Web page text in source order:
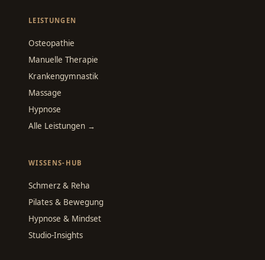
LEISTUNGEN
Osteopathie
Manuelle Therapie
Krankengymnastik
Massage
Hypnose
Alle Leistungen →
WISSENS-HUB
Schmerz & Reha
Pilates & Bewegung
Hypnose & Mindset
Studio-Insights